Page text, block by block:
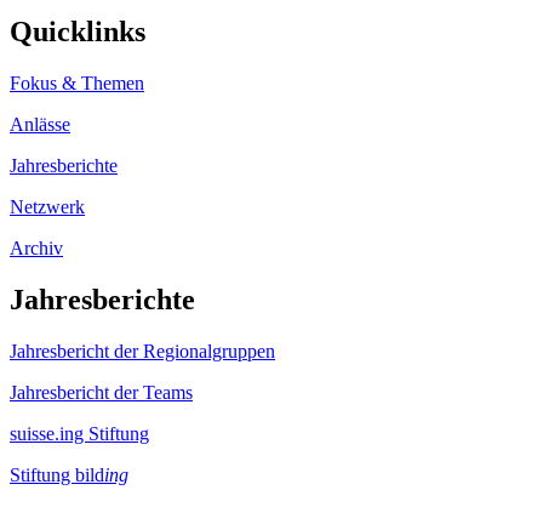
Quicklinks
Fokus & Themen
Anlässe
Jahresberichte
Netzwerk
Archiv
Jahresberichte
Jahresbericht der Regionalgruppen
Jahresbericht der Teams
suisse.ing Stiftung
Stiftung bilding